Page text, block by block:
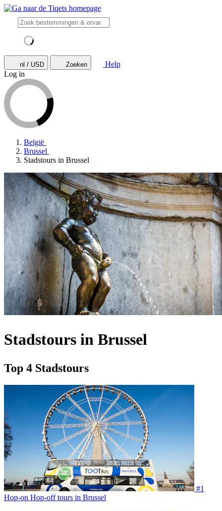
nl / USD Zoeken
Help
Log in
België
Brussel
Stadstours in Brussel
Stadstours in Brussel
Top 4 Stadstours
#1
Hop-on Hop-off tours in Brussel